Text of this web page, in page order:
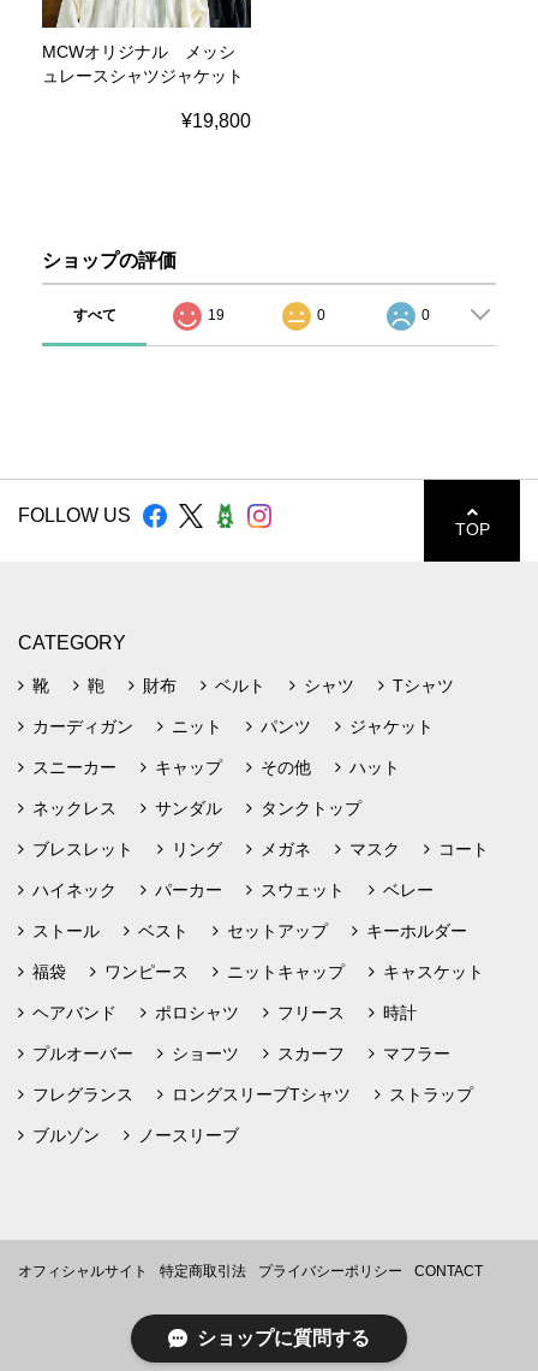
MCWオリジナル メッシ
ュレースシャツジャケット
¥19,800
ショップの評価
すべて 19 0 0
FOLLOW US
TOP
CATEGORY
靴 鞄 財布 ベルト シャツ Tシャツ
カーディガン ニット パンツ ジャケット
スニーカー キャップ その他 ハット
ネックレス サンダル タンクトップ
ブレスレット リング メガネ マスク コート
ハイネック パーカー スウェット ベレー
ストール ベスト セットアップ キーホルダー
福袋 ワンピース ニットキャップ キャスケット
ヘアバンド ポロシャツ フリース 時計
プルオーバー ショーツ スカーフ マフラー
フレグランス ロングスリーブTシャツ ストラップ
ブルゾン ノースリーブ
オフィシャルサイト 特定商取引法 プライバシーポリシー CONTACT
ショップに質問する